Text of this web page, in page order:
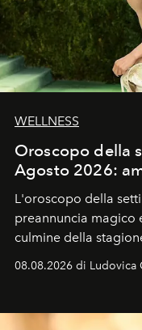
WELLNESS
Oroscopo della
Agosto 2026:
L'oroscopo della
preannuncia magico
culmine della
favorevole della
ideale per la notte
08.08.2026 di Ludovica